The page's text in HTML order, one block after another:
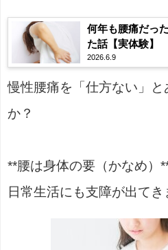
何年も腰痛だっ
た話【実体験】
2026.6.9
慢性腰痛を「仕方ない」
か？
**腰は身体の要（かなめ）
日常生活にも支障が出てき